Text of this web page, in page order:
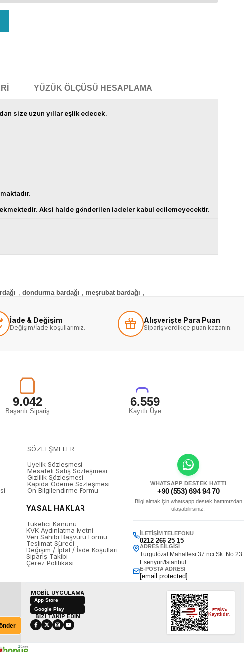
YÜZÜK ÖLÇÜSÜ HESAPLAMA
size uzun yıllar eşlik edecek.
Aksi halde gönderilen iadeler kabul edilemeyecektir.
, dondurma bardağı , meşrubat bardağı ,
İade & Değişim
Değişim/İade koşullarımız.
Alışverişte Para Puan
Sipariş verdikçe puan kazanın.
9.042
Başarılı Sipariş
6.559
Kayıtlı Üye
SÖZLEŞMELER
Üyelik Sözleşmesi
Mesafeli Satış Sözleşmesi
Gizlilik Sözleşmesi
Kapıda Ödeme Sözleşmesi
Ön Bilgilendirme Formu
YASAL HAKLAR
Tüketici Kanunu
KVK Aydınlatma Metni
Veri Sahibi Başvuru Formu
Teslimat Süreci
Değişim / İptal / İade Koşulları
Sipariş Takibi
Çerez Politikası
WHATSAPP DESTEK HATTI
+90 (553) 694 94 70
Bilgi almak için whatsapp destek hattımızdan
ulaşabilirsiniz.
İLETIŞIM TELEFONU
0212 266 25 15
ADRES BILGISI
Turgutözal Mahallesi 37 nci Sk. No:23
Esenyurt/İstanbul
E-POSTA ADRESI
[email protected]
MOBİL UYGULAMA
App Store
Google Play
BİZİ TAKİP EDİN
ETBİS'e
Kayıtlıdır.